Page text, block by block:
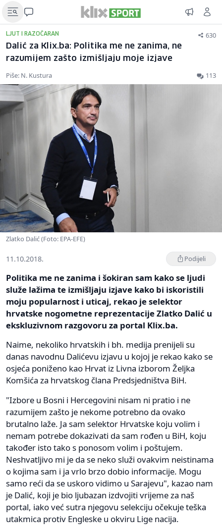
LJUT I RAZOČARAN 630
Dalić za Klix.ba: Politika me ne zanima, ne
razumijem zašto izmišljaju moje izjave
Piše: N. Kustura 113
Zlatko Dalić (Foto: EPA-EFE)
11.10.2018. Podijeli
Politika me ne zanima i šokiran sam kako se ljudi
služe lažima te izmišljaju izjave kako bi iskoristili
moju popularnost i uticaj, rekao je selektor
hrvatske nogometne reprezentacije Zlatko Dalić u
ekskluzivnom razgovoru za portal Klix.ba.
Naime, nekoliko hrvatskih i bh. medija prenijeli su
danas navodnu Dalićevu izjavu u kojoj je rekao kako se
osjeća poniženo kao Hrvat iz Livna izborom Željka
Komšića za hrvatskog člana Predsjedništva BiH.
"Izbore u Bosni i Hercegovini nisam ni pratio i ne
razumijem zašto je nekome potrebno da ovako
brutalno laže. Ja sam selektor Hrvatske koju volim i
nemam potrebe dokazivati da sam rođen u BiH, koju
također isto tako s ponosom volim i poštujem.
Neshvatljivo mi je da se neko služi ovakvim neistinama
o kojima sam i ja vrlo brzo dobio informacije. Mogu
samo reći da se uskoro vidimo u Sarajevu", kazao nam
je Dalić, koji je bio ljubazan izdvojiti vrijeme za naš
portal, iako već sutra njegovu selekciju očekuje teška
utakmica protiv Engleske u okviru Lige nacija.